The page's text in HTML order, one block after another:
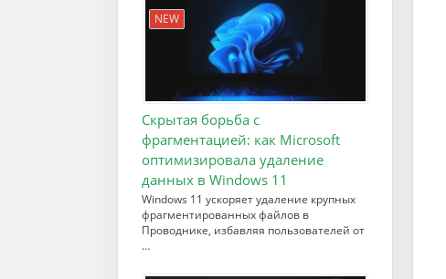
NEW
Скрытая борьба с
фрагментацией: как Microsoft
оптимизировала удаление
данных в Windows 11
Windows 11 ускоряет удаление крупных
фрагментированных файлов в
Проводнике, избавляя пользователей от
…